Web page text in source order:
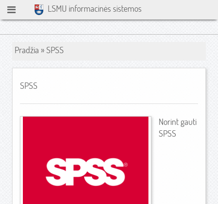
LSMU informacinės sistemos
Pradžia » SPSS
SPSS
Norint gauti
SPSS